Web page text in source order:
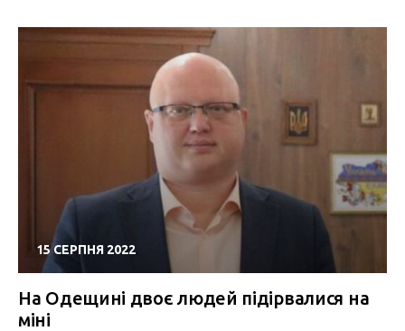
15 СЕРПНЯ 2022
На Одещині двоє людей підірвалися на
міні